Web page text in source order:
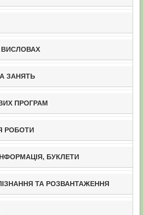
ВИСЛОВАХ
ЗАНЯТЬ
ПРОГРАМ
РОБОТИ
БУКЛЕТИ
ТА РОЗВАНТАЖЕННЯ